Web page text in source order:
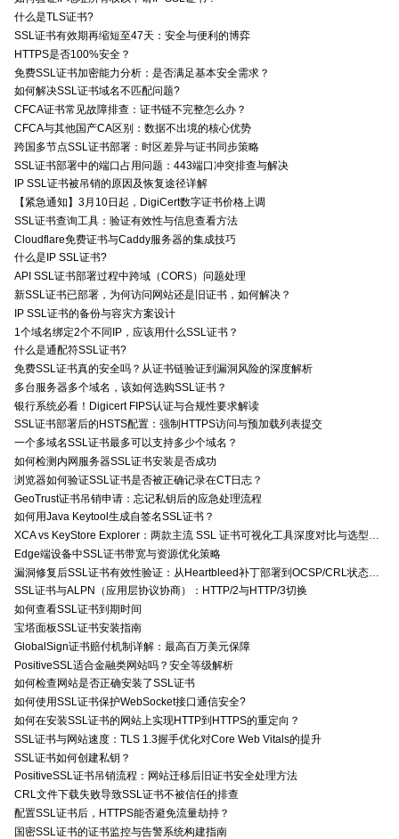
什么是TLS证书?
SSL证书有效期再缩短至47天：安全与便利的博弈
HTTPS是否100%安全？
免费SSL证书加密能力分析：是否满足基本安全需求？
如何解决SSL证书域名不匹配问题?
CFCA证书常见故障排查：证书链不完整怎么办？
CFCA与其他国产CA区别：数据不出境的核心优势
跨国多节点SSL证书部署：时区差异与证书同步策略
SSL证书部署中的端口占用问题：443端口冲突排查与解决
IP SSL证书被吊销的原因及恢复途径详解
【紧急通知】3月10日起，DigiCert数字证书价格上调
SSL证书查询工具：验证有效性与信息查看方法
Cloudflare免费证书与Caddy服务器的集成技巧
什么是IP SSL证书?
API SSL证书部署过程中跨域（CORS）问题处理
新SSL证书已部署，为何访问网站还是旧证书，如何解决？
IP SSL证书的备份与容灾方案设计
1个域名绑定2个不同IP，应该用什么SSL证书？
什么是通配符SSL证书?
免费SSL证书真的安全吗？从证书链验证到漏洞风险的深度解析
多台服务器多个域名，该如何选购SSL证书？
银行系统必看！Digicert FIPS认证与合规性要求解读
SSL证书部署后的HSTS配置：强制HTTPS访问与预加载列表提交
一个多域名SSL证书最多可以支持多少个域名？
如何检测内网服务器SSL证书安装是否成功
浏览器如何验证SSL证书是否被正确记录在CT日志？
GeoTrust证书吊销申请：忘记私钥后的应急处理流程
如何用Java Keytool生成自签名SSL证书？
XCA vs KeyStore Explorer：两款主流 SSL 证书可视化工具深度对比与选型指南
Edge端设备中SSL证书带宽与资源优化策略
SSL证书与ALPN（应用层协议协商）：HTTP/2与HTTP/3切换
如何查看SSL证书到期时间
宝塔面板SSL证书安装指南
GlobalSign证书赔付机制详解：最高百万美元保障
PositiveSSL适合金融类网站吗？安全等级解析
如何检查网站是否正确安装了SSL证书
如何使用SSL证书保护WebSocket接口通信安全?
如何在安装SSL证书的网站上实现HTTP到HTTPS的重定向？
SSL证书与网站速度：TLS 1.3握手优化对Core Web Vitals的提升
SSL证书如何创建私钥？
PositiveSSL证书吊销流程：网站迁移后旧证书安全处理方法
CRL文件下载失败导致SSL证书不被信任的排查
配置SSL证书后，HTTPS能否避免流量劫持？
国密SSL证书的证书监控与告警系统构建指南